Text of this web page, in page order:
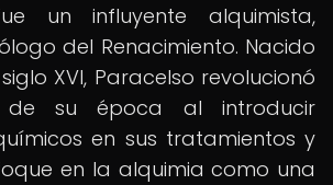
un influyente alquimista,
del Renacimiento. Nacido
XVI, Paracelso revolucionó
de su época al introducir
en sus tratamientos y
en la alquimia como una